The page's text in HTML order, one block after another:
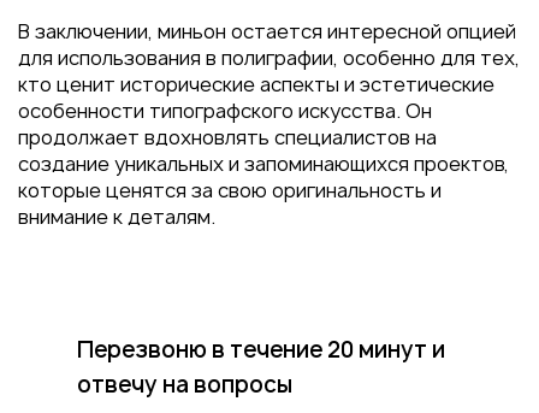
В заключении, миньон остается интересной опцией
для использования в полиграфии, особенно для тех,
кто ценит исторические аспекты и эстетические
особенности типографского искусства. Он
продолжает вдохновлять специалистов на
создание уникальных и запоминающихся проектов,
которые ценятся за свою оригинальность и
внимание к деталям.
Перезвоню в течение 20 минут и
отвечу на вопросы